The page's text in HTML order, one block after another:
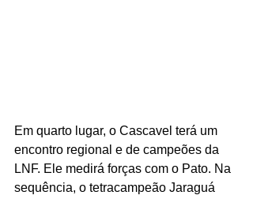
Em quarto lugar, o Cascavel terá um
encontro regional e de campeões da
LNF. Ele medirá forças com o Pato. Na
sequência, o tetracampeão Jaraguá